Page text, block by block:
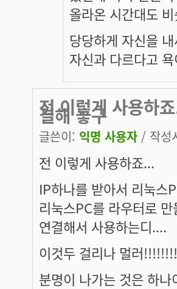
올라온 시간대도
당당하게 자신을
자신과 다르다고
전 이렇게 사용하
결해 놓구
글쓴이: 익명 사용자 / 작성
전 이렇게 사용하죠...
IP하나를 받아서 리눅스
리눅스PC를 라우터로
연결해서 사용하는디....
이것두 걸리나 멀러
분명이 나가는 것은 하